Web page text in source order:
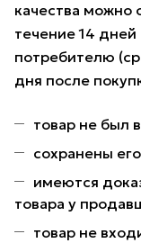
качества можно
течение 14
потребителю
дня после
товар не был
сохранены
имеются
товара у
товар не